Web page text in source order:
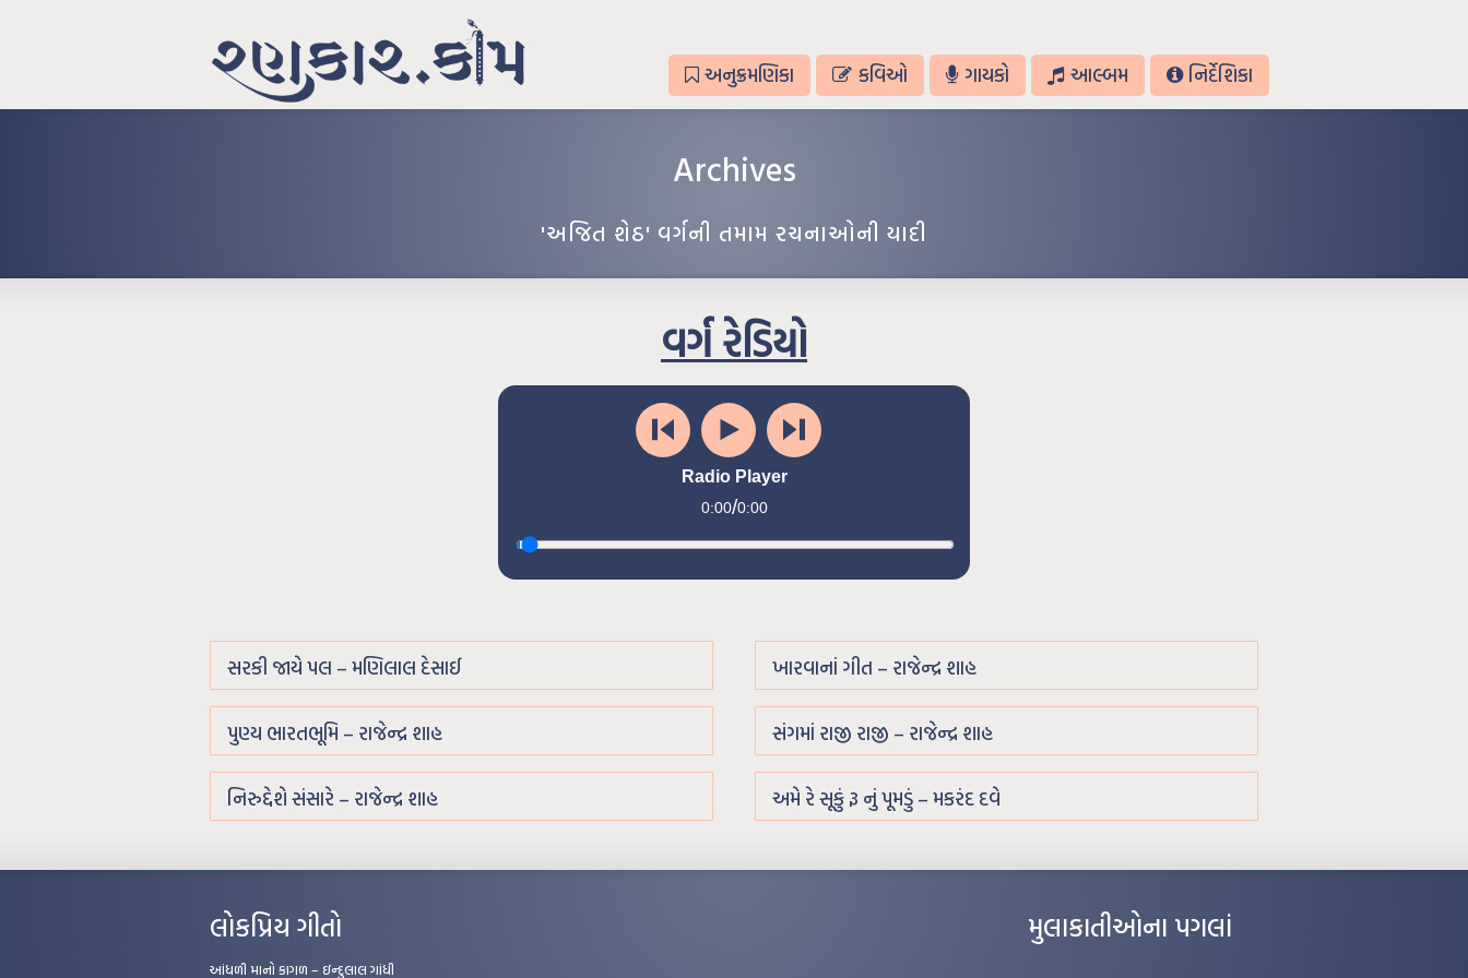
અનુક્રમણિકા કવિઓ ગાયકો આલ્બમ નિર્દેશિકા
Archives
'અજિત શેઠ' વર્ગની તમામ રચનાઓની યાદી
વર્ગ રેડિયો
Radio Player
0:00/0:00
સરકી જાયે પલ – મણિલાલ દેસાઈ ખારવાનાં ગીત – રાજેન્દ્ર શાહ
પુણ્ય ભારતભૂમિ – રાજેન્દ્ર શાહ સંગમાં રાજી રાજી – રાજેન્દ્ર શાહ
નિરુદ્દેશે સંસારે – રાજેન્દ્ર શાહ અમે રે સૂકું રૂ નું પૂમડું – મકરંદ દવે
લોકપ્રિય ગીતો
આંધળી માનો કાગળ – ઇન્દુલાલ ગાંધી
મુલાકાતીઓના પગલાં